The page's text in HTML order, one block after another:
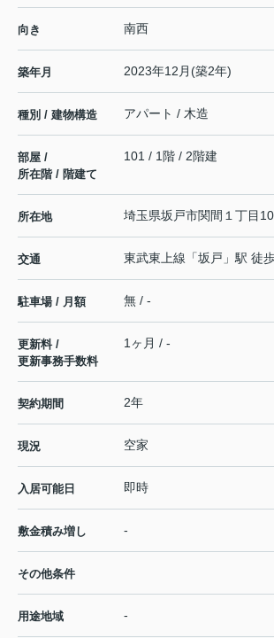
向き 南西
築年月 2023年12月(築2年)
種別 / 建物構造 アパート / 木造
部屋 /
所在階 / 階建て
101 / 1階 / 2階建
所在地 埼玉県坂戸市関間 １丁目
交通 東武東上線 「坂戸 」駅 徒
駐車場 / 月額 無 / -
更新料 /
更新事務手数料
1ヶ月 / -
契約期間 2年
現況 空家
入居可能日 即時
敷金積み増し -
その他条件
用途地域 -